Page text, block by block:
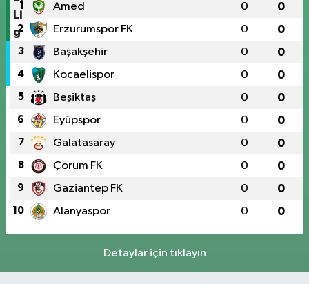
1 Amed 0 0
2 Erzurumspor FK 0 0
3 Başakşehir 0 0
4 Kocaelispor 0 0
5 Beşiktaş 0 0
6 Eyüpspor 0 0
7 Galatasaray 0 0
8 Çorum FK 0 0
9 Gaziantep FK 0 0
10 Alanyaspor 0 0
Detaylar için tıklayın